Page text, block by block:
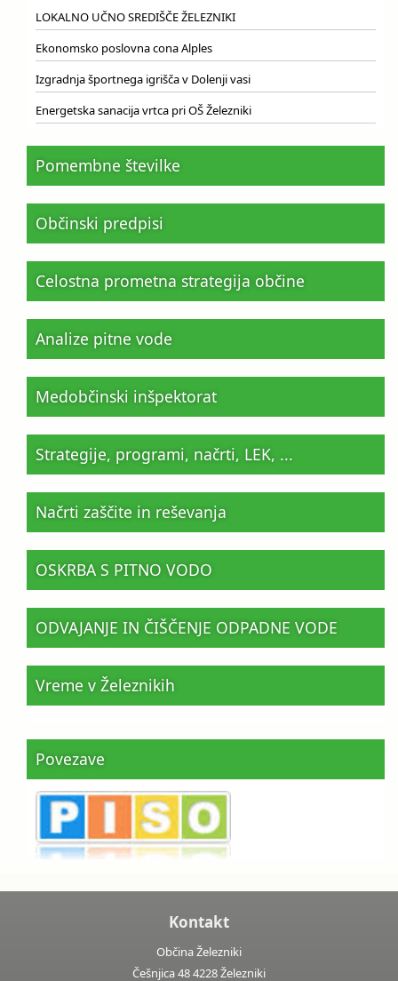
LOKALNO UČNO SREDIŠČE ŽELEZNIKI
Ekonomsko poslovna cona Alples
Izgradnja športnega igrišča v Dolenji vasi
Energetska sanacija vrtca pri OŠ Železniki
Pomembne številke
Občinski predpisi
Celostna prometna strategija občine
Analize pitne vode
Medobčinski inšpektorat
Strategije, programi, načrti, LEK, ...
Načrti zaščite in reševanja
OSKRBA S PITNO VODO
ODVAJANJE IN ČIŠČENJE ODPADNE VODE
Vreme v Železnikih
Povezave
Kontakt
Občina Železniki
Češnjica 48 4228 Železniki